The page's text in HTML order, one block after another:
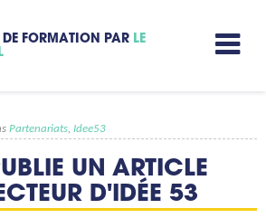
DE FORMATION PAR LE
Partenariats, Idee53
UN ARTICLE
D'IDÉE 53